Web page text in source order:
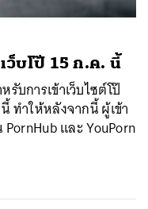
ว็บโป๊ 15 ก.ค. นี้
บการเข้าเว็บไซต์โป๊
ทำให้หลังจากนี้ ผู้เข้า
และ YouPorn